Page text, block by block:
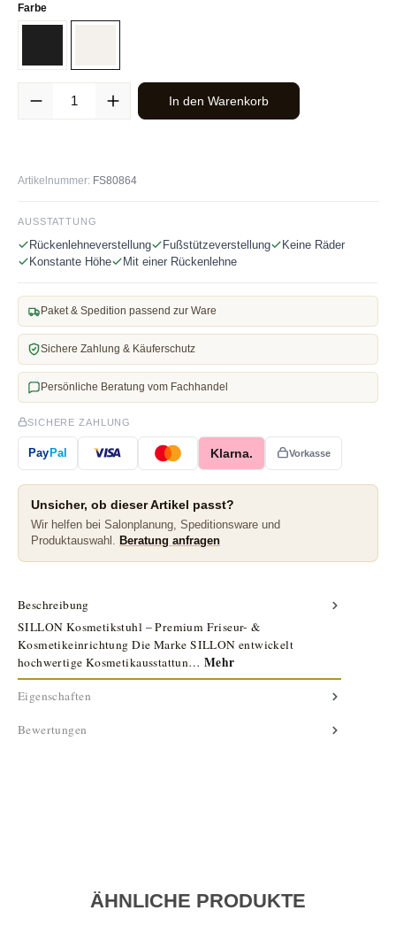
Farbeauswählen
Produkt Anzahl: Gib den gewünschten Wert ein oder benutze die
In den Warenkorb
Artikelnummer: FS80864
AUSSTATTUNG
Rückenlehneverstellung Fußstützeverstellung
Keine Räder
Konstante Höhe
Mit einer Rückenlehne
Paket & Spedition passend zur Ware
Sichere Zahlung & Käuferschutz
Persönliche Beratung vom Fachhandel
SICHERE ZAHLUNG
PayPal Klarna. Vorkasse
Unsicher, ob dieser Artikel passt?
Wir helfen bei Salonplanung, Speditionsware und
Produktauswahl.
Beratung anfragen
Beschreibung
SILLON Kosmetikstuhl – Premium Friseur- &
Kosmetikeinrichtung Die Marke SILLON entwickelt
hochwertige Kosmetikausstattun… Mehr
Eigenschaften
Bewertungen
ÄHNLICHE PRODUKTE